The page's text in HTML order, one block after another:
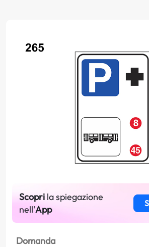
Scopri la spiegazione
nell'App
Domanda